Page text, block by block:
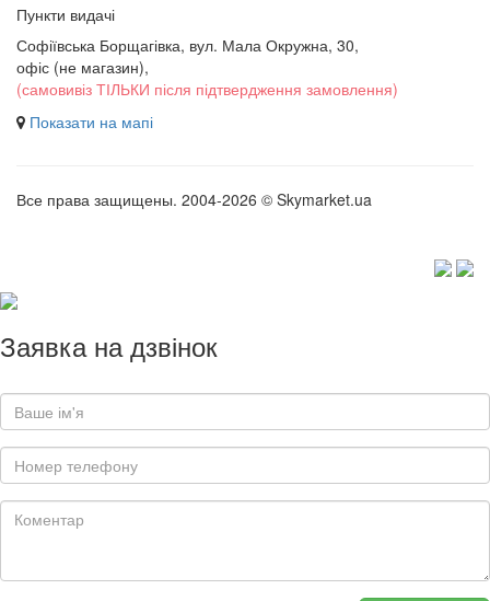
Пункти видачі
Софіївська Борщагівка, вул. Мала Окружна, 30,
офіс (не магазин),
(самовивіз ТІЛЬКИ після підтвердження замовлення)
Показати на мапі
Все права защищены. 2004-2026 © Skymarket.ua
Заявка на дзвінок